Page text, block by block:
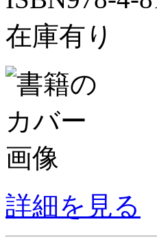
在庫有り
詳細を見る